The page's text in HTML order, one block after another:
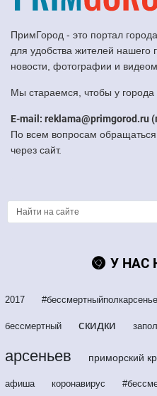
ПримГород - это портал
для удобства жителей нашего
новости, фотографии и
Мы стараемся, чтобы у
E-mail: reklama@primgorod.ru
По всем вопросам
через сайт.
У НАС
2017
бессмертный скидки
арсеньев приморский
афиша коронавирус